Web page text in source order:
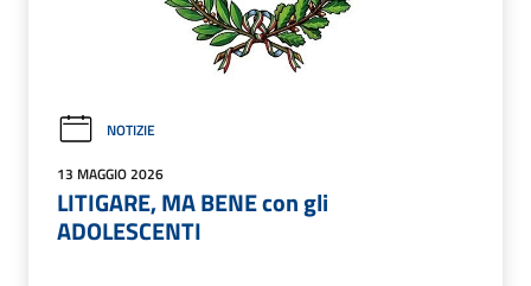
NOTIZIE
13 MAGGIO 2026
LITIGARE, MA BENE con gli
ADOLESCENTI